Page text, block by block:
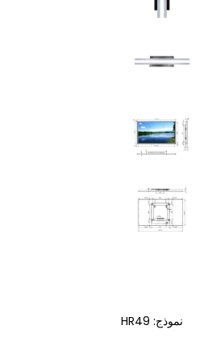
نموذج: HR49